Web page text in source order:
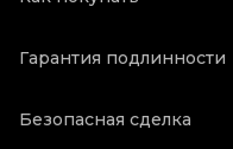
Гарантия подлинности
Безопасная сделка